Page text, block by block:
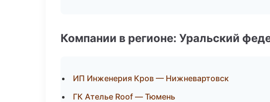
Компании в регионе: Уральский
ИП Инженерия Кров — Нижневартовск
ГК Ателье Roof — Тюмень